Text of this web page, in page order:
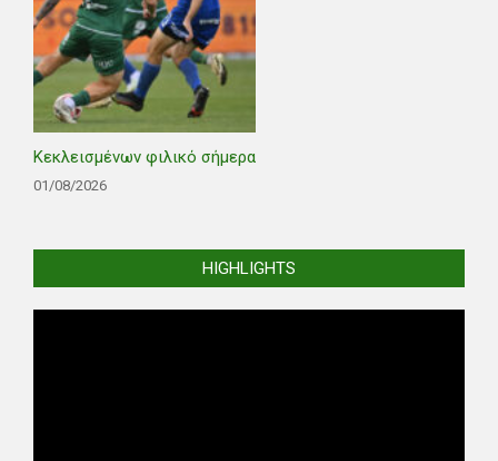
Κεκλεισμένων φιλικό σήμερα
01/08/2026
HIGHLIGHTS